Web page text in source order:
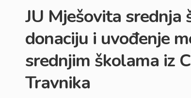
JU Mješovita srednja
donaciju i uvođenje
srednjim školama iz
Travnika